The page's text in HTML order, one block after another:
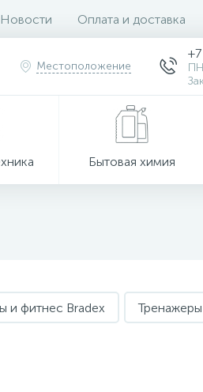
Новости Оплата и доставка
Местоположение
Бытовая химия
и фитнес Bradex